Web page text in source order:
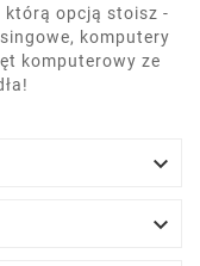
którą opcją stoisz -
komputery
komputerowy ze

